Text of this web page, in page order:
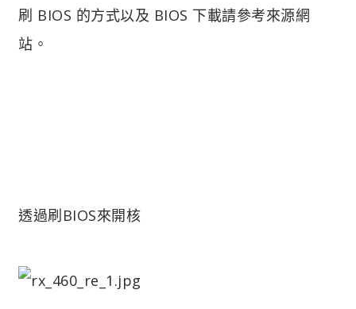
刷 BIOS 的方式以及 BIOS 下載請參考來源網
站。
透過刷BIOS來開核